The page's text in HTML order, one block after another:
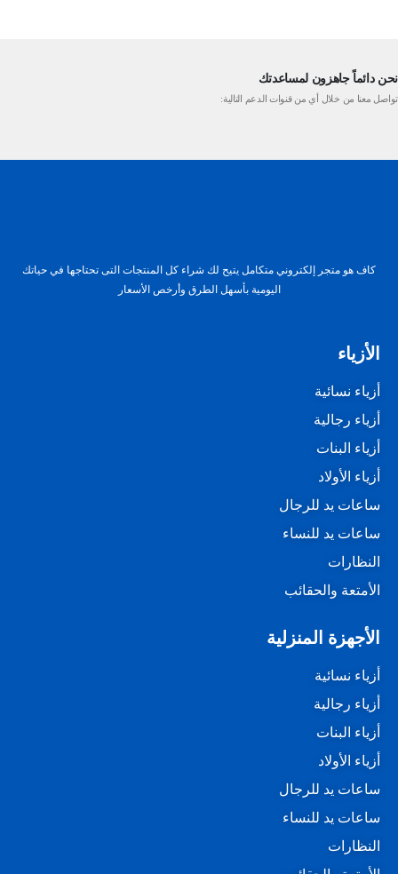
نحن دائماً جاهزون لمساعدتك
تواصل معنا من خلال أي من قنوات الدعم التالية:
كاف هو متجر إلكتروني متكامل يتيح لك شراء كل المنتجات التى تحتاجها في حياتك
اليومية بأسهل الطرق وأرخص الأسعار
الأزياء
أزياء نسائية
أزياء رجالية
أزياء البنات
أزياء الأولاد
ساعات يد للرجال
ساعات يد للنساء
النظارات
الأمتعة والحقائب
الأجهزة المنزلية
أزياء نسائية
أزياء رجالية
أزياء البنات
أزياء الأولاد
ساعات يد للرجال
ساعات يد للنساء
النظارات